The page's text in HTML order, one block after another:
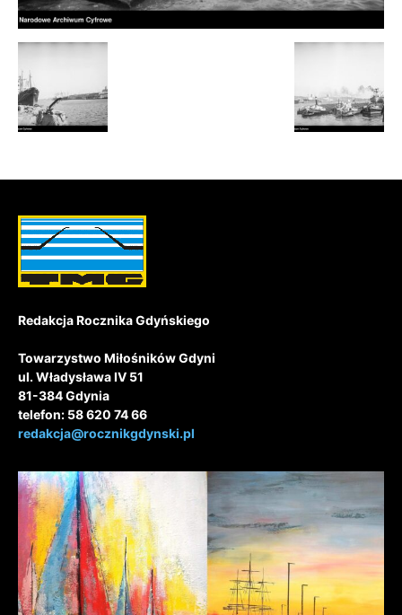
Redakcja Rocznika Gdyńskiego
Towarzystwo Miłośników Gdyni
ul. Władysława IV 51
81-384 Gdynia
telefon: 58 620 74 66
redakcja@rocznikgdynski.pl